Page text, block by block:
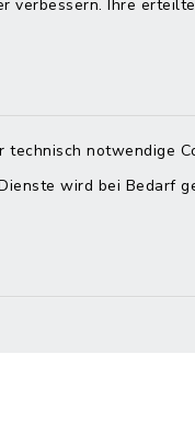
verbessern. Ihre
notwendige
wird bei Bedarf
Montag -
Online-
Haben Sie
keinen